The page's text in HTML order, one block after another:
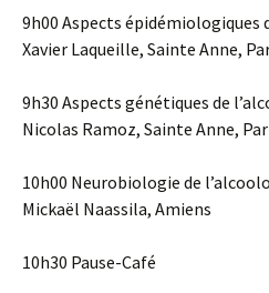
9h00 Aspects épidémiologiques
Xavier Laqueille, Sainte Anne,
9h30 Aspects génétiques de
Nicolas Ramoz, Sainte Anne,
10h00 Neurobiologie de
Mickaël Naassila, Amiens
10h30 Pause-Café